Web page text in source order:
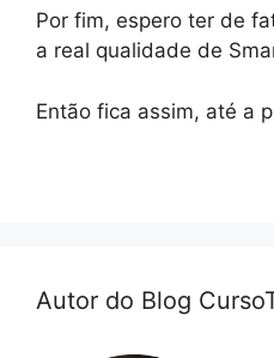
Por fim, espero ter de
a real qualidade de
Então fica assim, até a
Autor do Blog